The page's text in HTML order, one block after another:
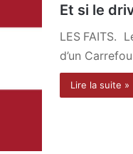
Et si le
LES FAITS.
d’un
Lire la suite »